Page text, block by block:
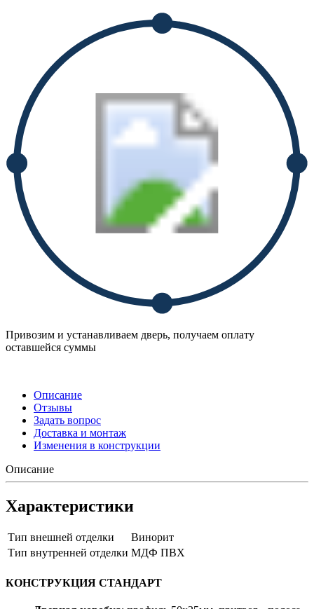
Привозим и устанавливаем дверь, получаем оплату
оставшейся суммы
Описание
Отзывы
Задать вопрос
Доставка и монтаж
Изменения в конструкции
Описание
Характеристики
Тип внешней отделки
Винорит
Тип внутренней отделки МДФ ПВХ
КОНСТРУКЦИЯ СТАНДАРТ